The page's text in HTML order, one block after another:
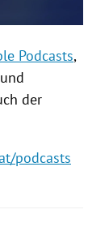
Podcasts,
und
der
podcasts